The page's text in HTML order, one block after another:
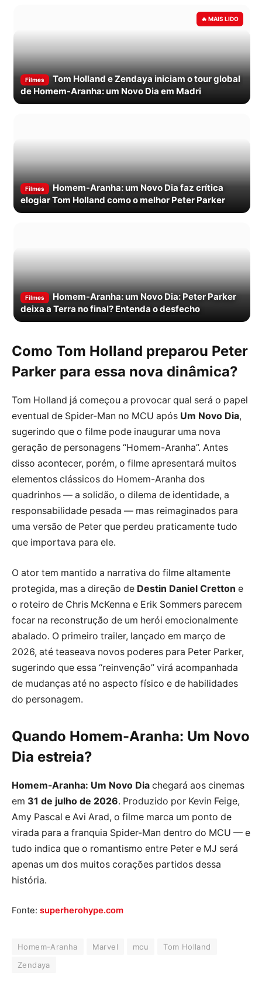
Filmes
Tom Holland e Zendaya iniciam o tour global
de Homem-Aranha: um Novo Dia em Madri
Filmes
Homem-Aranha: um Novo Dia faz crítica
elogiar Tom Holland como o melhor Peter Parker
Filmes
Homem-Aranha: um Novo Dia: Peter Parker
deixa a Terra no final? Entenda o desfecho
Como Tom Holland preparou Peter
Parker para essa nova dinâmica?
Tom Holland já começou a provocar qual será o papel
eventual de Spider-Man no MCU após Um Novo Dia,
sugerindo que o filme pode inaugurar uma nova
geração de personagens “Homem-Aranha”. Antes
disso acontecer, porém, o filme apresentará muitos
elementos clássicos do Homem-Aranha dos
quadrinhos — a solidão, o dilema de identidade, a
responsabilidade pesada — mas reimaginados para
uma versão de Peter que perdeu praticamente tudo
que importava para ele.
O ator tem mantido a narrativa do filme altamente
protegida, mas a direção de Destin Daniel Cretton e
o roteiro de Chris McKenna e Erik Sommers parecem
focar na reconstrução de um herói emocionalmente
abalado. O primeiro trailer, lançado em março de
2026, até teaseava novos poderes para Peter Parker,
sugerindo que essa “reinvenção” virá acompanhada
de mudanças até no aspecto físico e de habilidades
do personagem.
Quando Homem-Aranha: Um Novo
Dia estreia?
Homem-Aranha: Um Novo Dia chegará aos cinemas
em 31 de julho de 2026. Produzido por Kevin Feige,
Amy Pascal e Avi Arad, o filme marca um ponto de
virada para a franquia Spider-Man dentro do MCU — e
tudo indica que o romantismo entre Peter e MJ será
apenas um dos muitos corações partidos dessa
história.
Fonte: superherohype.com
Homem-Aranha Marvel mcu
Tom Holland
Zendaya